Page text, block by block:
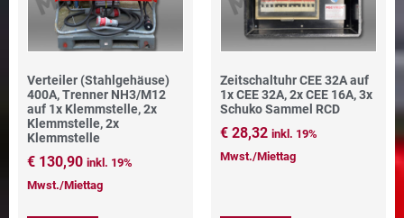
Verteiler (Stahlgehäuse)
400A, Trenner NH3/M12
auf 1x Klemmstelle, 2x
Klemmstelle, 2x
Klemmstelle
€ 130,90 inkl. 19%
Mwst./Miettag
Zeitschaltuhr CEE 32A auf
1x CEE 32A, 2x CEE 16A, 3x
Schuko Sammel RCD
€ 28,32 inkl. 19%
Mwst./Miettag